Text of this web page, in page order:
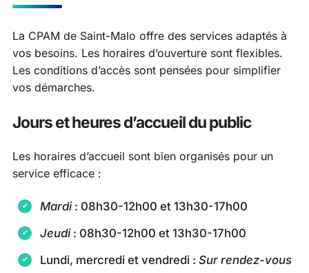
La CPAM de Saint-Malo offre des services adaptés à
vos besoins. Les horaires d’ouverture sont flexibles.
Les conditions d’accès sont pensées pour simplifier
vos démarches.
Jours et heures d’accueil du public
Les horaires d’accueil sont bien organisés pour un
service efficace :
Mardi: 08h30-12h00 et 13h30-17h00
Jeudi: 08h30-12h00 et 13h30-17h00
Lundi, mercredi et vendredi : Sur rendez-vous